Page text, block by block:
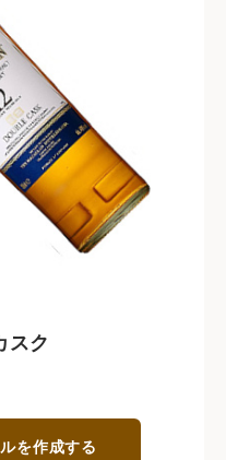
スク
を作成する